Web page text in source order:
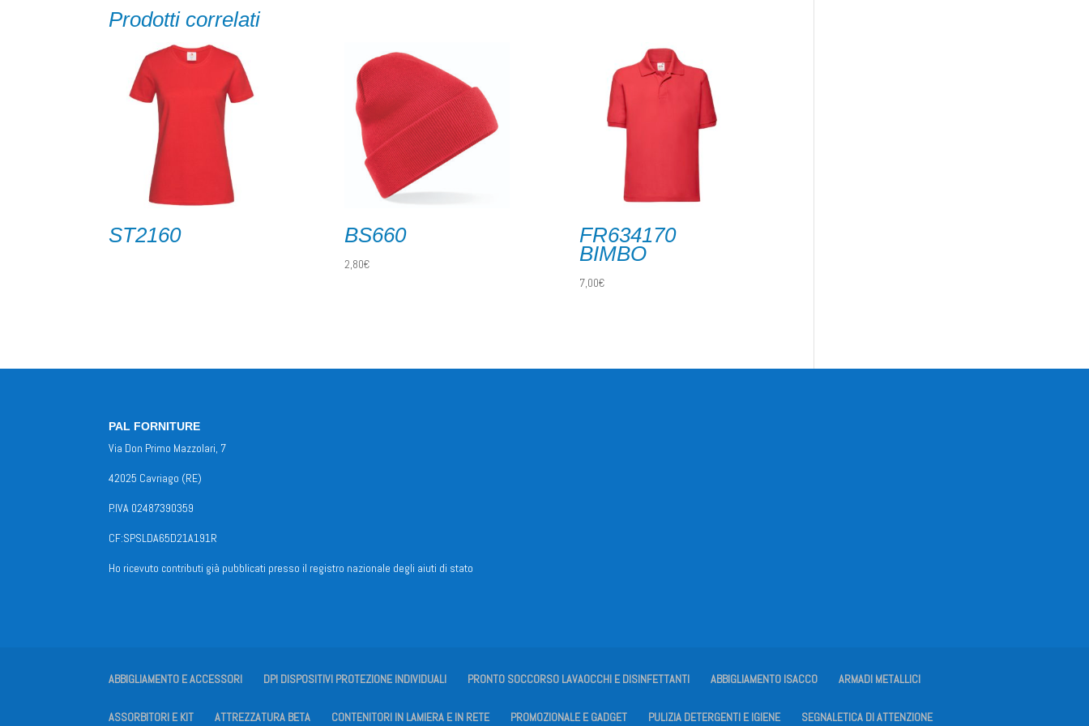
Prodotti correlati
ST2160 BS660
2,80€
FR634170
BIMBO
7,00€
PAL FORNITURE
Via Don Primo Mazzolari, 7
42025 Cavriago (RE)
P.IVA 02487390359
CF:SPSLDA65D21A191R
Ho ricevuto contributi già pubblicati presso il registro nazionale degli aiuti di stato
ABBIGLIAMENTO E ACCESSORI DPI DISPOSITIVI PROTEZIONE INDIVIDUALI PRONTO SOCCORSO LAVAOCCHI E DISINFETTANTI ABBIGLIAMENTO ISACCO ARMADI METALLICI
ASSORBITORI E KIT ATTREZZATURA BETA CONTENITORI IN LAMIERA E IN RETE PROMOZIONALE E GADGET PULIZIA DETERGENTI E IGIENE SEGNALETICA DI ATTENZIONE